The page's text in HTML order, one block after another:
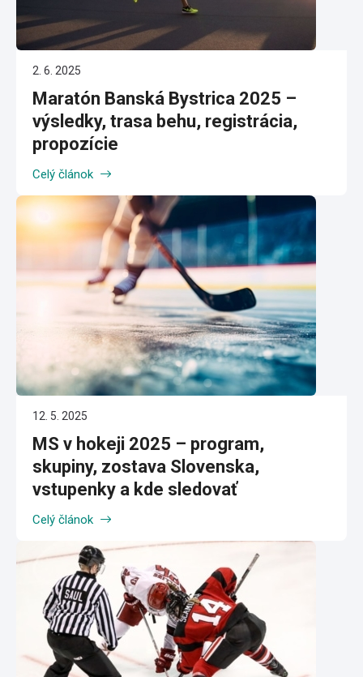
2. 6. 2025
Maratón Banská Bystrica 2025 –
výsledky, trasa behu, registrácia,
propozície
Celý článok
12. 5. 2025
MS v hokeji 2025 – program,
skupiny, zostava Slovenska,
vstupenky a kde sledovať
Celý článok